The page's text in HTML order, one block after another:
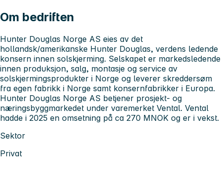
Om bedriften
Hunter Douglas Norge AS eies av det
hollandsk/amerikanske Hunter Douglas, verdens ledende
konsern innen solskjerming. Selskapet er markedsledende
innen produksjon, salg, montasje og service av
solskjermingsprodukter i Norge og leverer skreddersøm
fra egen fabrikk i Norge samt konsernfabrikker i Europa.
Hunter Douglas Norge AS betjener prosjekt- og
næringsbyggmarkedet under varemerket Vental. Vental
hadde i 2025 en omsetning på ca 270 MNOK og er i vekst.
Sektor
Privat